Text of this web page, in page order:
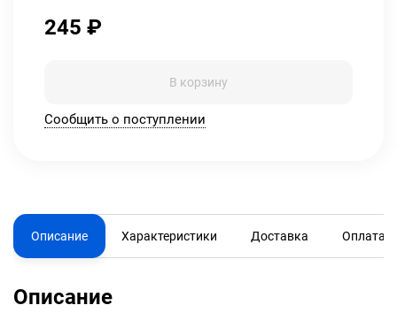
245 ₽
В корзину
Сообщить о поступлении
Описание Характеристики Доставка Оплата
Описание